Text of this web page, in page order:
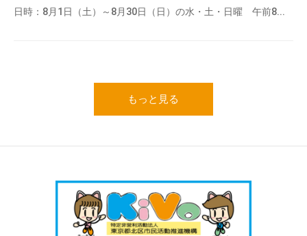
日時：8月1日（土）～8月30日（日）の水・土・日曜 午前8...
もっと見る